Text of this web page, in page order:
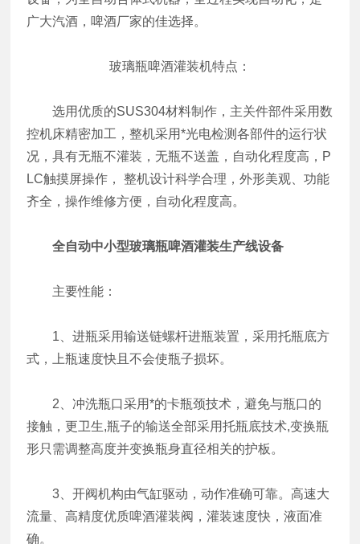
广大汽酒，啤酒厂家的佳选择。
玻璃瓶啤酒灌装机特点：
选用优质的SUS304材料制作，主关件部件采用数
控机床精密加工，整机采用*光电检测各部件的运行状
况，具有无瓶不灌装，无瓶不送盖，自动化程度高，P
LC触摸屏操作， 整机设计科学合理，外形美观、功能
齐全，操作维修方便，自动化程度高。
全自动中小型玻璃瓶啤酒灌装生产线设备
主要性能：
1、进瓶采用输送链螺杆进瓶装置，采用托瓶底方
式，上瓶速度快且不会使瓶子损坏。
2、冲洗瓶口采用*的卡瓶颈技术，避免与瓶口的
接触，更卫生,瓶子的输送全部采用托瓶底技术,变换瓶
形只需调整高度并变换瓶身直径相关的护板。
3、开阀机构由气缸驱动，动作准确可靠。高速大
流量、高精度优质啤酒灌装阀，灌装速度快，液面准
确。